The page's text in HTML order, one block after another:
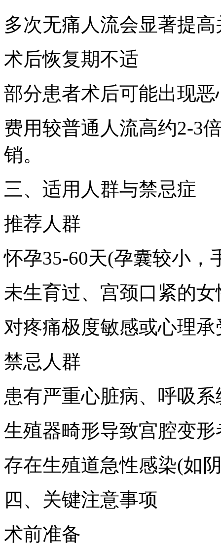
多次无痛人流会显著提
术后恢复期不适
部分患者术后可能出现
费用较普通人流高约2-3
销。
三、适用人群与禁忌症
推荐人群
怀孕35-60天(孕囊较小，
未生育过、宫颈口紧的女
对疼痛极度敏感或心理
禁忌人群
患有严重心脏病、呼吸
生殖器畸形导致宫腔变形
存在生殖道急性感染(如
四、关键注意事项
术前准备